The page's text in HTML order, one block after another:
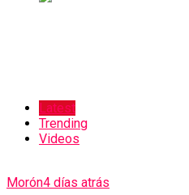
Latest
Trending
Videos
Morón4 días atrás